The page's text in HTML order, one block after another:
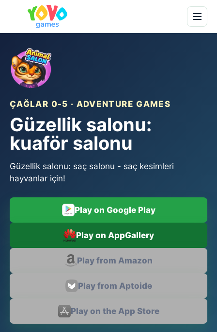
ÇAĞLAR 0-5 · ADVENTURE GAMES
Güzellik salonu:
kuaför salonu
Güzellik salonu: saç salonu - saç kesimleri
hayvanlar için!
Play on Google Play
Play on AppGallery
Play from Amazon
Play from Aptoide
Play on the App Store